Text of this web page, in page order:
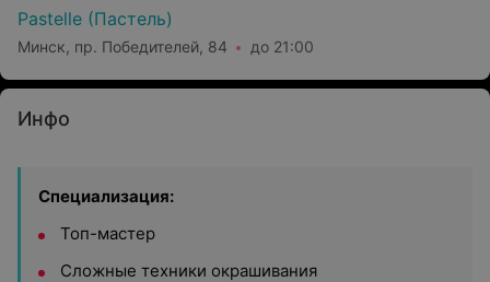
Pastelle (Пастель)
Минск, пр. Победителей, 84 до 21:00
Инфо
Специализация:
Топ-мастер
Сложные техники окрашивания